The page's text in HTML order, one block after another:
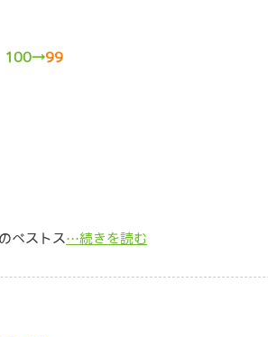
100→99
ベストス …続きを読む